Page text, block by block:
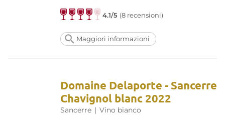
4.1/5 (8 recensioni)
Maggiori informazioni
Domaine Delaporte - Sancerre
Chavignol blanc 2022
Sancerre | Vino bianco